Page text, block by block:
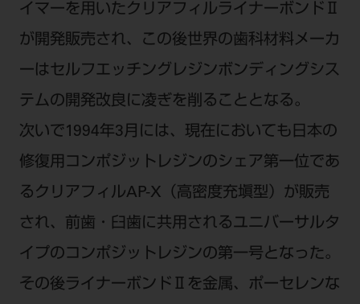
イマーを用いたクリアフィルライナーボンドⅡ
が開発販売され、この後世界の歯科材料メーカ
ーはセルフエッチングレジンボンディングシス
テムの開発改良に凌ぎを削ることとなる。
次いで1994年3月には、現在においても日本の
修復用コンポジットレジンのシェア第一位であ
るクリアフィルAP-X（高密度充塡型）が販売
され、前歯・臼歯に共用されるユニバーサルタ
イプのコンポジットレジンの第一号となった。
その後ライナーボンドⅡを金属、ポーセレンな